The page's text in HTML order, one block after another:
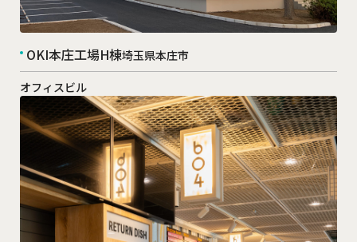
OKI本庄工場H棟埼玉県本庄市
オフィスビル